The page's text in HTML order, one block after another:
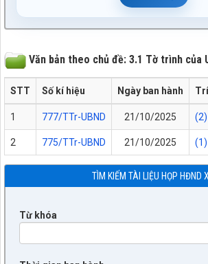
Văn bản theo chủ đề: 3.1 Tờ trình của
STT Số kí hiệu Ngày ban hành
1 777/TTr-UBND 21/10/2025
2 775/TTr-UBND 21/10/2025
TÌM KIẾM TÀI LIỆU HỌP HĐND
Từ khóa